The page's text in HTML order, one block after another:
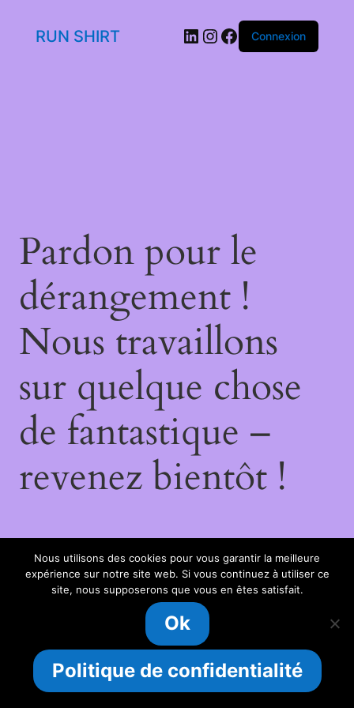
RUN SHIRT LinkedIn
Instagram
Facebook
Connexion
Pardon pour le
dérangement !
Nous travaillons
sur quelque chose
de fantastique –
revenez bientôt !
Nous utilisons des cookies pour vous garantir la meilleure
expérience sur notre site web. Si vous continuez à utiliser ce
site, nous supposerons que vous en êtes satisfait.
Ok
Politique de confidentialité